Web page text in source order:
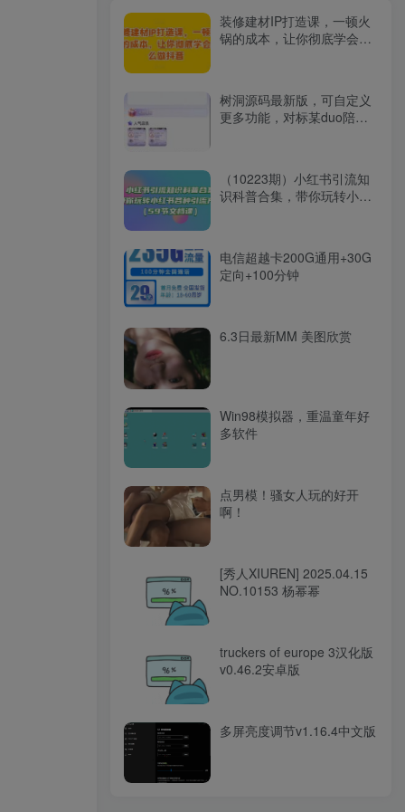
装修建材IP打造课，一顿火
锅的成本，让你彻底学会怎
树洞源码最新版，可自定义
更多功能，对标某duo陪，
（10223期）小红书引流知
识科普合集，带你玩转小红
电信超越卡200G通用+30G
定向+100分钟
6.3日最新MM 美图欣赏
Win98模拟器，重温童年好
多软件
点男模！骚女人玩的好开
啊！
[秀人XIUREN] 2025.04.15
NO.10153 杨幂幂
truckers of europe 3汉化版
v0.46.2安卓版
多屏亮度调节v1.16.4中文版